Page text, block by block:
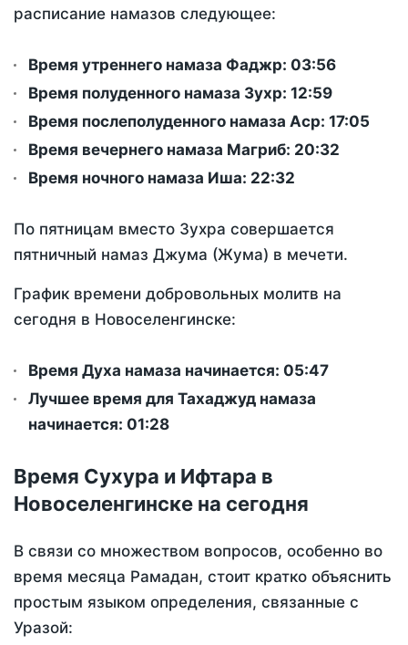
расписание намазов следующее:
Время утреннего намаза Фаджр: 03:56
Время полуденного намаза Зухр: 12:59
Время послеполуденного намаза Аср: 17:05
Время вечернего намаза Магриб: 20:32
Время ночного намаза Иша: 22:32
По пятницам вместо Зухра совершается
пятничный намаз Джума (Жума) в мечети.
График времени добровольных молитв на
сегодня в Новоселенгинске:
Время Духа намаза начинается: 05:47
Лучшее время для Тахаджуд намаза
начинается: 01:28
Время Сухура и Ифтара в
Новоселенгинске на сегодня
В связи со множеством вопросов, особенно во
время месяца Рамадан, стоит кратко объяснить
простым языком определения, связанные с
Уразой: